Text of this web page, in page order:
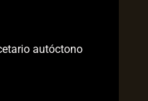
autóctono